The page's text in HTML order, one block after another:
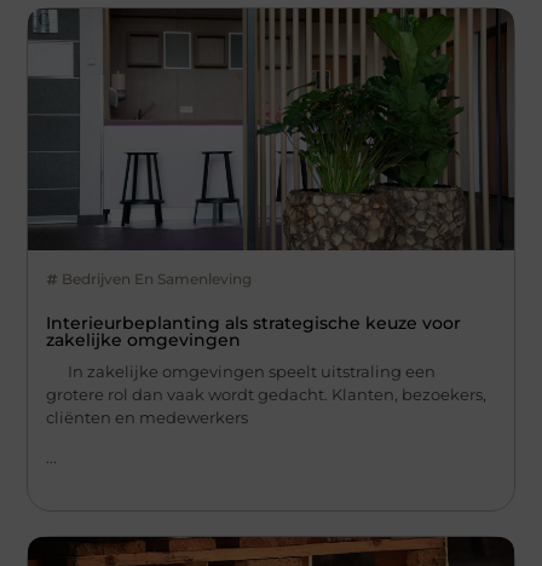
Bedrijven En Samenleving
Interieurbeplanting als strategische keuze voor
zakelijke omgevingen
In zakelijke omgevingen speelt uitstraling een
grotere rol dan vaak wordt gedacht. Klanten, bezoekers,
cliënten en medewerkers